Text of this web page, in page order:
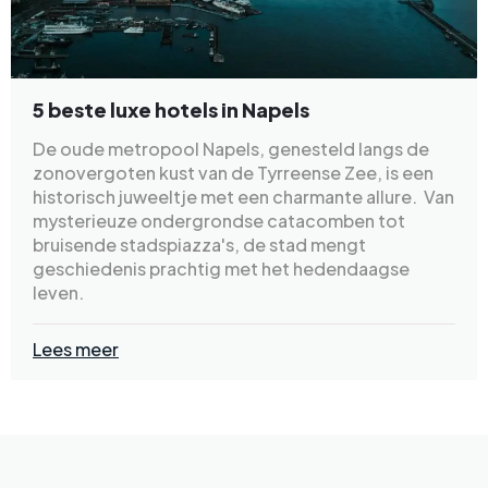
5 beste luxe hotels in Napels
De oude metropool Napels, genesteld langs de
zonovergoten kust van de Tyrreense Zee, is een
historisch juweeltje met een charmante allure. Van
mysterieuze ondergrondse catacomben tot
bruisende stadspiazza's, de stad mengt
geschiedenis prachtig met het hedendaagse
leven.
Lees meer